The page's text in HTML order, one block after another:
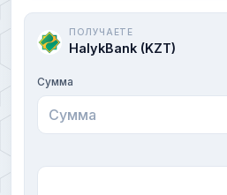
ПОЛУЧАЕТЕ
HalykBank (KZT)
Сумма